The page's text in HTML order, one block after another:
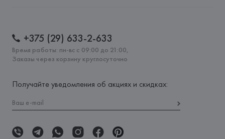
+375 (29) 633-2-633
Время работы: пн-вс с 09:00 до 21:00,
Заказы через корзину круглосуточно
Получайте уведомления об акциях и скидках: